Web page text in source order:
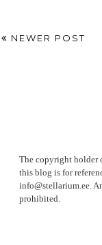
NEWER POST
The copyright holder
this blog is for
info@stellarium.ee.
prohibited.